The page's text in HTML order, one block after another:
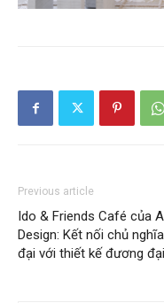
Previous article
Ido & Friends Café của
Design: Kết nối chủ
đại với thiết kế đương đại